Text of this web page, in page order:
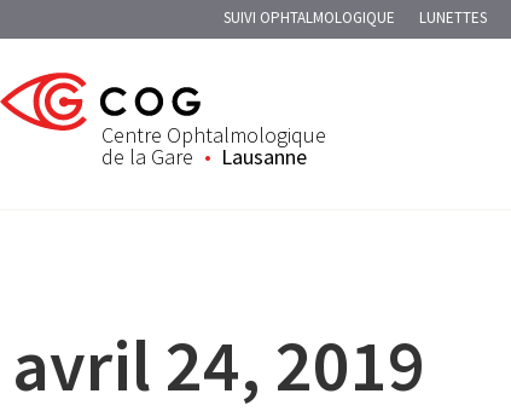
SUIVI OPHTALMOLOGIQUE LUNETTES
Centre Ophtalmologique
de la Gare Lausanne
avril 24, 2019